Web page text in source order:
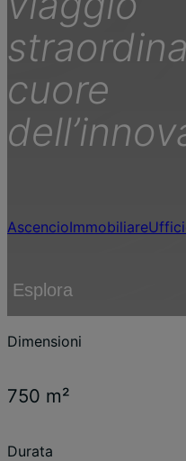
cuore
AscencioImmobiliare
Esplora
Dimensioni
750 m²
Durata